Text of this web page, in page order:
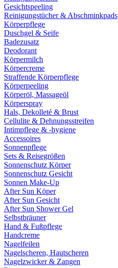
Gesichtspeeling
Reinigungstücher & Abschminkpads
Körperpflege
Duschgel & Seife
Badezusatz
Deodorant
Körpermilch
Körpercreme
Straffende Körperpflege
Körperpeeling
Körperöl, Massageöl
Körperspray
Hals, Dekolleté & Brust
Cellulite & Dehnungsstreifen
Intimpflege & -hygiene
Accessoires
Sonnenpflege
Sets & Reisegrößen
Sonnenschutz Körper
Sonnenschutz Gesicht
Sonnen Make-Up
After Sun Köper
After Sun Gesicht
After Sun Shower Gel
Selbstbräuner
Hand & Fußpflege
Handcreme
Nagelfeilen
Nagelscheren, Hautscheren
Nagelzwicker & Zangen